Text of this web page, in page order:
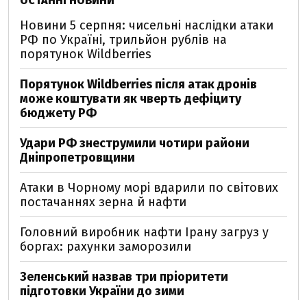
Новини 5 серпня: чисельні наслідки атаки
РФ по Україні, трильйон рублів на
порятунок Wildberries
Порятунок Wildberries після атак дронів
може коштувати як чверть дефіциту
бюджету РФ
Удари РФ знеструмили чотири райони
Дніпропетровщини
Атаки в Чорному морі вдарили по світових
постачаннях зерна й нафти
Головний виробник нафти Ірану загруз у
боргах: рахунки заморозили
Зеленський назвав три пріоритети
підготовки України до зими